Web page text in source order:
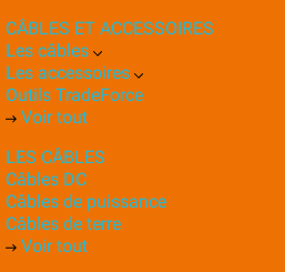
CÂBLES ET ACCESSOIRES
Les câbles
Les accessoires
Outils TradeForce
Voir tout
LES CÂBLES
Câbles DC
Câbles de puissance
Câbles de terre
Voir tout